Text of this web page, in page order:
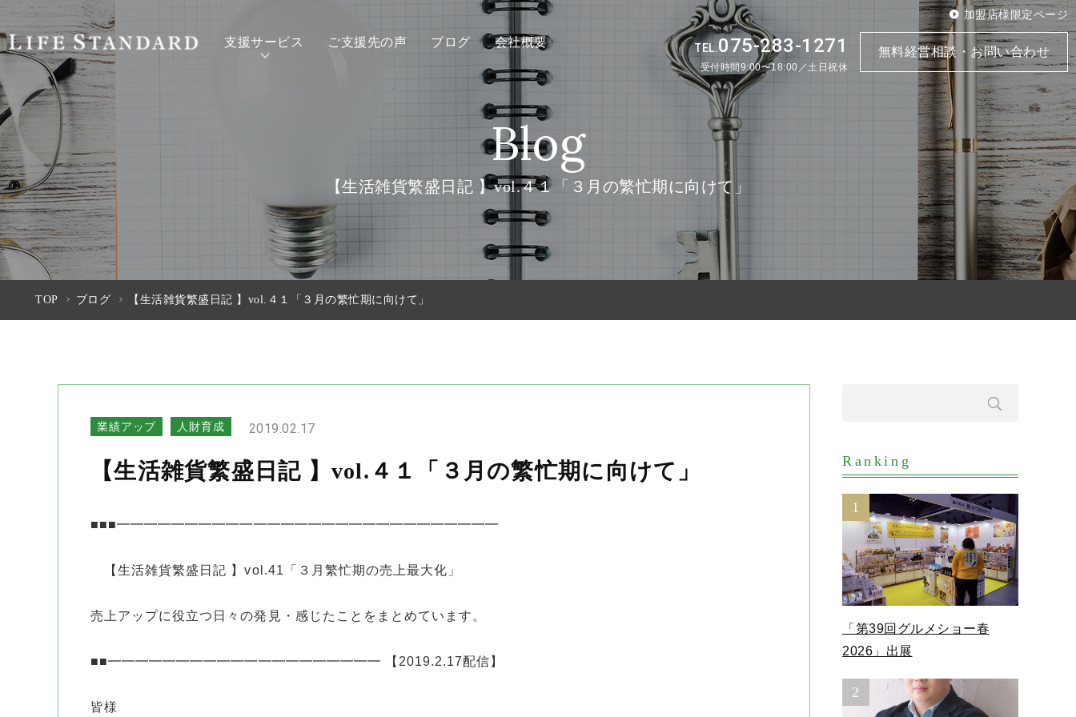
加盟店様限定ページ
支援サービス ご支援先の声 ブログ 会社概要 TEL.075-283-1271
受付時間9:00〜18:00／土日祝休
無料経営相談・お問い合わせ
Blog
【生活雑貨繁盛日記 】vol.４１「３月の繁忙期に向けて」
TOP ブログ 【生活雑貨繁盛日記 】vol.４１「３月の繁忙期に向けて」
業績アップ 人財育成 2019.02.17
【生活雑貨繁盛日記 】vol.４１「３月の繁忙期に向けて」
■■■━━━━━━━━━━━━━━━━━━━━━━━━━━━━
【生活雑貨繁盛日記 】vol.41「３月繁忙期の売上最大化」
売上アップに役立つ日々の発見・感じたことをまとめています。
■■━━━━━━━━━━━━━━━━━━━━ 【2019.2.17配信】
皆様
Ranking
1
「第39回グルメショー春
2026」出展
2